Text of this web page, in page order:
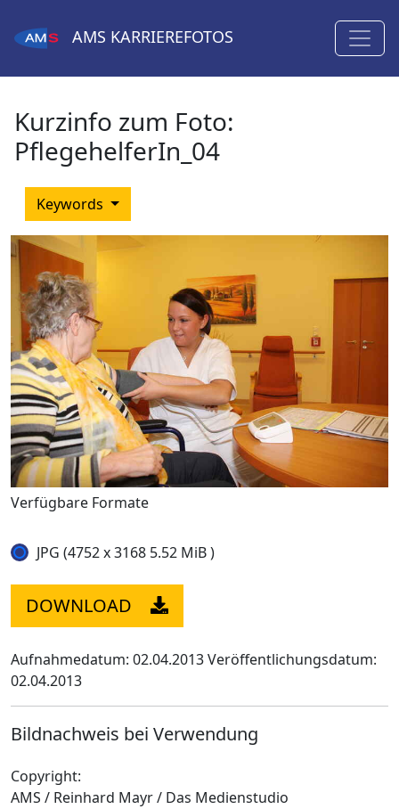
AMS KARRIEREFOTOS
Kurzinfo zum Foto:
PflegehelferIn_04
Keywords
Verfügbare Formate
JPG (4752 x 3168 5.52 MiB )
DOWNLOAD
Aufnahmedatum: 02.04.2013Veröffentlichungsdatum:
02.04.2013
Bildnachweis bei Verwendung
Copyright:
AMS / Reinhard Mayr / Das Medienstudio